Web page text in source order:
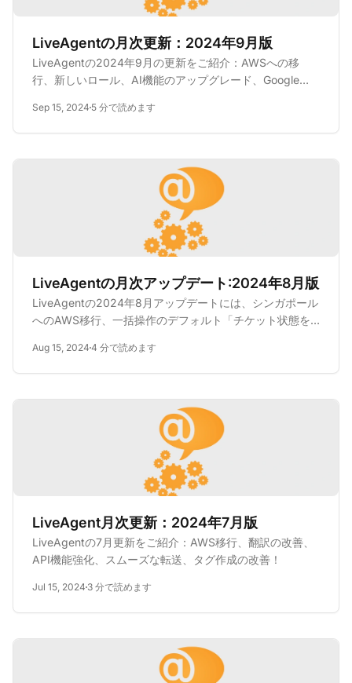
LiveAgentの月次更新：2024年9月版
LiveAgentの2024年9月の更新をご紹介：AWSへの移
行、新しいロール、AI機能のアップグレード、Google
Sep 15, 2024 5 分で読めます
LiveAgentの月次アップデート:2024年8月版
LiveAgentの2024年8月アップデートには、シンガポール
へのAWS移行、一括操作のデフォルト「チケット状態を
正、新しいAPIチケット取得制限、AI機能のプレビューが
含まれています。
Aug 15, 2024 4 分で読めます
LiveAgent月次更新：2024年7月版
LiveAgentの7月更新をご紹介：AWS移行、翻訳の改善、
API機能強化、スムーズな転送、タグ作成の改善！
Jul 15, 2024 3 分で読めます